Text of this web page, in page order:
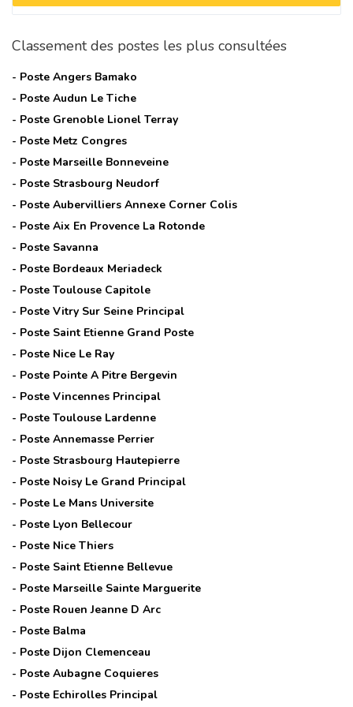
Classement des postes les plus consultées
- Poste Angers Bamako
- Poste Audun Le Tiche
- Poste Grenoble Lionel Terray
- Poste Metz Congres
- Poste Marseille Bonneveine
- Poste Strasbourg Neudorf
- Poste Aubervilliers Annexe Corner Colis
- Poste Aix En Provence La Rotonde
- Poste Savanna
- Poste Bordeaux Meriadeck
- Poste Toulouse Capitole
- Poste Vitry Sur Seine Principal
- Poste Saint Etienne Grand Poste
- Poste Nice Le Ray
- Poste Pointe A Pitre Bergevin
- Poste Vincennes Principal
- Poste Toulouse Lardenne
- Poste Annemasse Perrier
- Poste Strasbourg Hautepierre
- Poste Noisy Le Grand Principal
- Poste Le Mans Universite
- Poste Lyon Bellecour
- Poste Nice Thiers
- Poste Saint Etienne Bellevue
- Poste Marseille Sainte Marguerite
- Poste Rouen Jeanne D Arc
- Poste Balma
- Poste Dijon Clemenceau
- Poste Aubagne Coquieres
- Poste Echirolles Principal